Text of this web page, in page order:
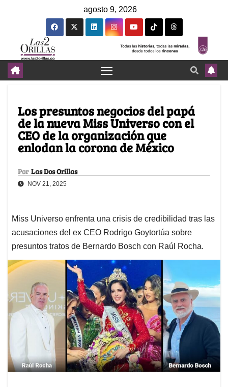
agosto 9, 2026
Los presuntos negocios del papá
de la nueva Miss Universo con el
CEO de la organización que
enlodan la corona de México
Por Las Dos Orillas
NOV 21, 2025
Miss Universo enfrenta una crisis de credibilidad tras las
acusaciones del ex CEO Rodrigo Goytortúa sobre
presuntos tratos de Bernardo Bosch con Raúl Rocha.